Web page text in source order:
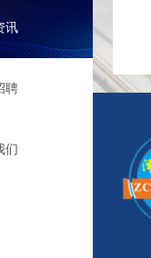
讯
聘
们